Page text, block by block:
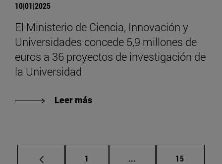
10|01|2025
El Ministerio de Ciencia, Innovación y
Universidades concede 5,9 millones de
euros a 36 proyectos de investigación de
la Universidad
Leer más
Página
1 ... Páginas intermedias
Página
15